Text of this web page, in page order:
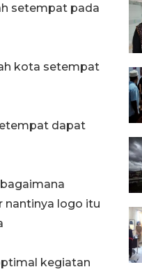
setempat pada
kota setempat
dapat
nantinya logo itu
kegiatan